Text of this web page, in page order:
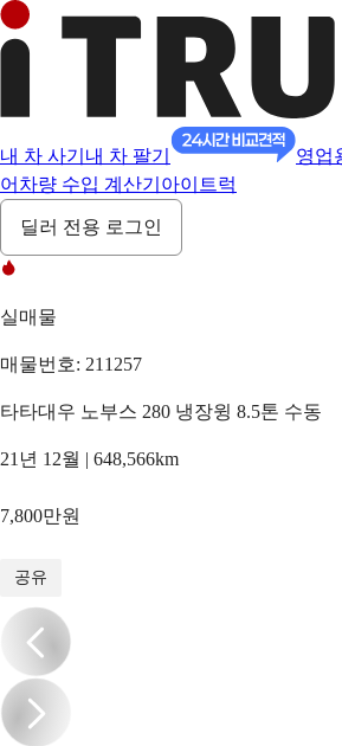
내 차 사기 내 차 팔기 영업
어 차량 수입 계산기 아이트럭
딜러 전용 로그인
실매물
매물번호: 211257
타타대우 노부스 280 냉장윙 8.5톤 수동
21년 12월 | 648,566km
7,800만원
공유
/17